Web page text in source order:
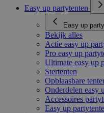
Easy up partytenten
Easy up
Bekijk alles
Actie easy up
Pro easy up
Ultimate easy up
Stertenten
Opblaasbare
Onderdelen easy
Accessoires
Easy up